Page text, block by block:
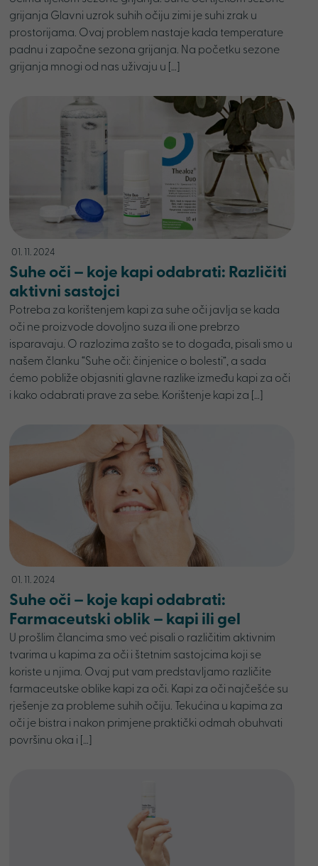
grijanja Glavni uzrok suhih očiju zimi je suhi zrak u
prostorijama. Ovaj problem nastaje kada temperature
padnu i započne sezona grijanja. Na početku sezone
grijanja mnogi od nas uživaju u […]
01. 11. 2024
Suhe oči – koje kapi odabrati: Različiti
aktivni sastojci
Potreba za korištenjem kapi za suhe oči javlja se kada
oči ne proizvode dovoljno suza ili one prebrzo
isparavaju. O razlozima zašto se to događa, pisali smo u
našem članku “Suhe oči: činjenice o bolesti”, a sada
ćemo pobliže objasniti glavne razlike između kapi za oči
i kako odabrati prave za sebe. Korištenje kapi za […]
01. 11. 2024
Suhe oči – koje kapi odabrati:
Farmaceutski oblik – kapi ili gel
U prošlim člancima smo već pisali o različitim aktivnim
tvarima u kapima za oči i štetnim sastojcima koji se
koriste u njima. Ovaj put vam predstavljamo različite
farmaceutske oblike kapi za oči. Kapi za oči najčešće su
rješenje za probleme suhih očiju. Tekućina u kapima za
oči je bistra i nakon primjene praktički odmah obuhvati
površinu oka i […]